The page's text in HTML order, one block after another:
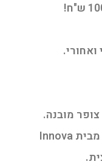
מובנה.